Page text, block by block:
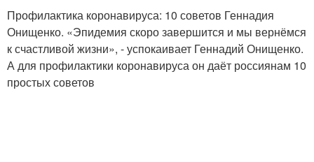
Профилактика коронавируса: 10 советов Геннадия
Онищенко. «Эпидемия скоро завершится и мы вернёмся
к счастливой жизни», - успокаивает Геннадий Онищенко.
А для профилактики коронавируса он даёт россиянам 10
простых советов